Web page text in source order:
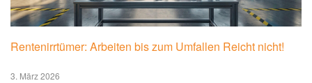
Rentenirrtümer: Arbeiten bis zum Umfallen Reicht nicht!
3. März 2026